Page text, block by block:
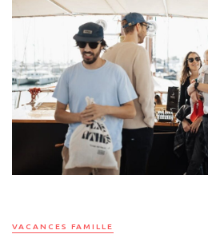
VACANCES FAMILLE